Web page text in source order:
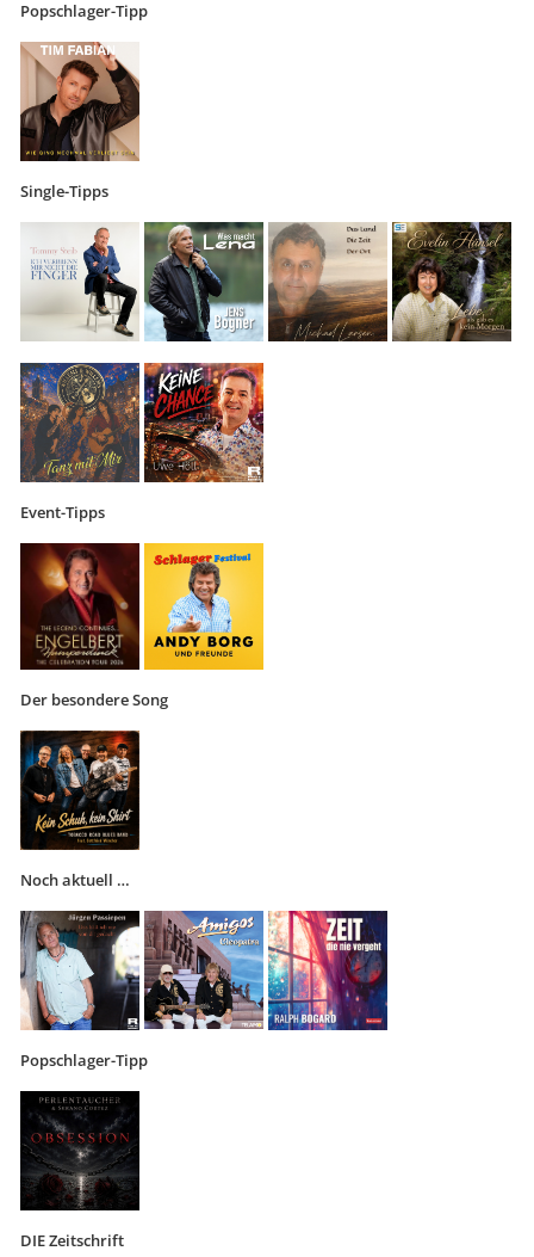
Popschlager-Tipp
Single-Tipps
Event-Tipps
Der besondere Song
Noch aktuell …
Popschlager-Tipp
DIE Zeitschrift